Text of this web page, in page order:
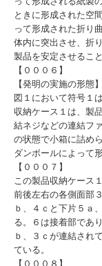
ときに形成された空
って形成された折り
体内に突出させ、折
製品を安定させるこ
【０００６】
【発明の実施の形態】
図１において符号１
収納ケース１は、製
結ネジなどの連結フ
の状態で小箱に詰め
ダンボールによって
【０００７】
この製品収納ケース
前後左右の各側面部
ｂ、４ｃと下片５ａ
る。６は接着部であ
ｂ、３ｃが連結され
ている。
【０００８】